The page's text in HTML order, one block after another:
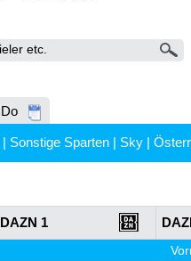
Do
| Sonstige Sparten | Sky |
DAZN 1